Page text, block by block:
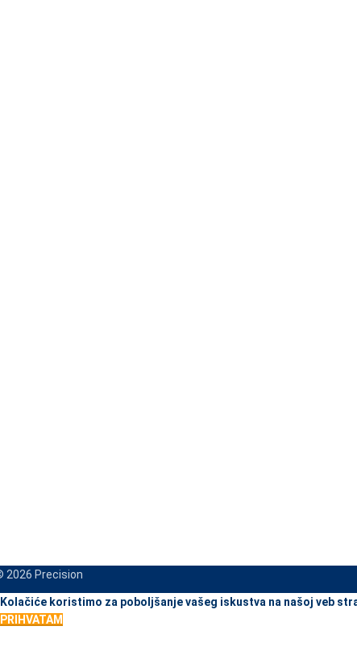
2026 Precision
When autocomplete results are available use up and down arrows
Kolačiće koristimo za poboljšanje vašeg iskustva na našoj veb
PRIHVATAM